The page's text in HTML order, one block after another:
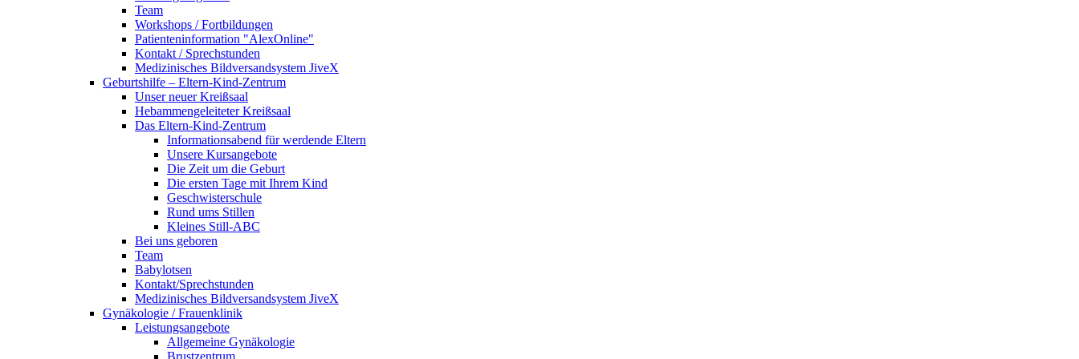
Team
Workshops / Fortbildungen
Patienteninformation "AlexOnline"
Kontakt / Sprechstunden
Medizinisches Bildversandsystem JiveX
Geburtshilfe – Eltern-Kind-Zentrum
Unser neuer Kreißsaal
Hebammengeleiteter Kreißsaal
Das Eltern-Kind-Zentrum
Informationsabend für werdende Eltern
Unsere Kursangebote
Die Zeit um die Geburt
Die ersten Tage mit Ihrem Kind
Geschwisterschule
Rund ums Stillen
Kleines Still-ABC
Bei uns geboren
Team
Babylotsen
Kontakt/Sprechstunden
Medizinisches Bildversandsystem JiveX
Gynäkologie / Frauenklinik
Leistungsangebote
Allgemeine Gynäkologie
Brustzentrum